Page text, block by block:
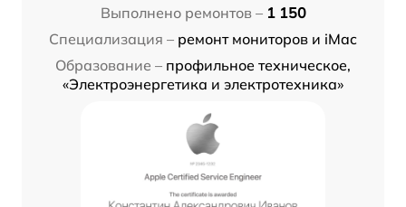
Выполнено ремонтов – 1 150
Специализация – ремонт мониторов и iMac
Образование – профильное техническое,
«Электроэнергетика и электротехника»